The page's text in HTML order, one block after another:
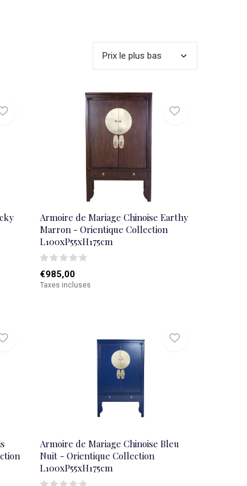
Armoire de Mariage Chinoise Earthy
Marron - Orientique Collection
L100xP55xH175cm
€985,00
Taxes incluses
Armoire de Mariage Chinoise Bleu
Nuit - Orientique Collection
L100xP55xH175cm